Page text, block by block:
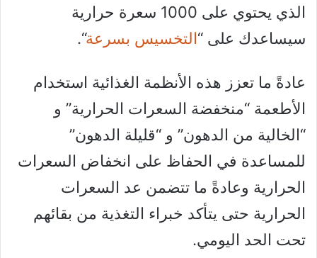
الذي يحتوي على 1000 سعرة حرارية
سيساعدك على “التخسيس بسرعة“.
عادةً ما تعزز هذه الأنظمة الغذائية استخدام
الأطعمة “منخفضة السعرات الحرارية” و
“الخالية من الدهون” و “قليلة الدهون”
للمساعدة في الحفاظ على انخفاض السعرات
الحرارية وعادةً ما تتضمن عد السعرات
الحرارية حتى يتأكد خبراء التغذية من بقائهم
تحت الحد اليومي.